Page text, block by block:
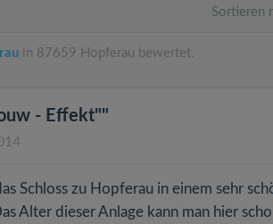
Sortieren
in 87659 Hopferau bewertet.
- Effekt""
Schloss zu Hopferau in einem sehr
Alter dieser Anlage kann man hier